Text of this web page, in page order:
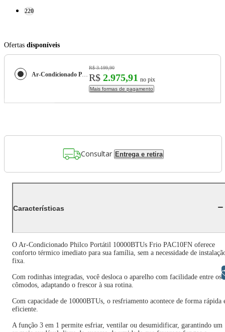
220
Ofertas disponíveis
Ar-Condicionado Philco Portátil 10000BTUs Frio PAC10FN
R$ 3.199,90
R$ 2.975,91 no pix
Mais formas de pagamento
Consultar Entrega e retira
Características
O Ar-Condicionado Philco Portátil 10000BTUs Frio PAC10FN oferece
conforto térmico imediato para sua família, sem a necessidade de
fixa.
Com rodinhas integradas, você desloca o aparelho com facilidade entre os
cômodos, adaptando o frescor à sua rotina.
Com capacidade de 10000BTUs, o resfriamento acontece de forma rápida
eficiente.
A função 3 em 1 permite esfriar, ventilar ou desumidificar, garantindo um
Libras